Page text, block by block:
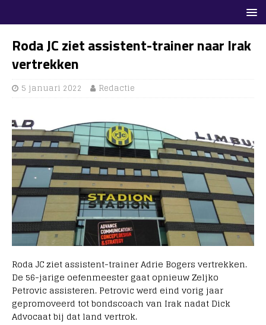
Roda JC ziet assistent-trainer naar Irak
vertrekken
5 januari 2022 Redactie
Roda JC ziet assistent-trainer Adrie Bogers vertrekken.
De 56-jarige oefenmeester gaat opnieuw Zeljko
Petrovic assisteren. Petrovic werd eind vorig jaar
gepromoveerd tot bondscoach van Irak nadat Dick
Advocaat bij dat land vertrok.